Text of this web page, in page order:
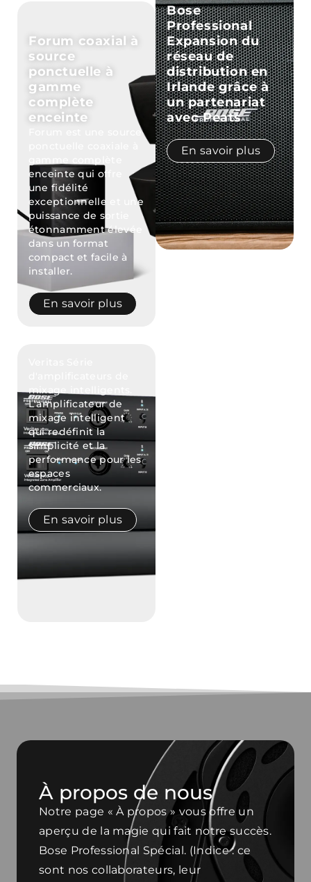
Forum coaxial à
source
ponctuelle à
gamme
complète
enceinte
Forum est une source
enceinte qui offre
une fidélité
exceptionnelle et une
puissance de sortie
étonnamment élevée
dans un format
compact et facile à
installer.
En savoir plus
mixage intelligents.
L'amplificateur de
mixage intelligent
qui redéfinit la
simplicité et la
performance pour les
espaces
commerciaux.
En savoir plus
Bose
Professional
Expansion du
réseau de
distribution en
Irlande grâce à
un partenariat
avec Peats
En savoir plus
À propos de nous
Notre page « À propos » vous offre un
aperçu de la magie qui fait notre succès.
Bose Professional Spécial. (Indice : ce
sont nos collaborateurs, leur